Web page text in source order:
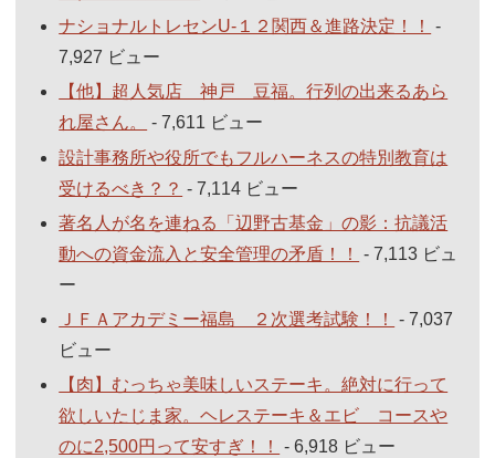
ナショナルトレセンU-１２関西＆進路決定！！
-
7,927 ビュー
【他】超人気店 神戸 豆福。行列の出来るあら
れ屋さん。
- 7,611 ビュー
設計事務所や役所でもフルハーネスの特別教育は
受けるべき？？ - 7,114 ビュー
著名人が名を連ねる「辺野古基金」の影：抗議活
動への資金流入と安全管理の矛盾！！
- 7,113 ビュ
ー
ＪＦＡアカデミー福島 ２次選考試験！！
- 7,037
ビュー
【肉】むっちゃ美味しいステーキ。絶対に行って
欲しいたじま家。ヘレステーキ＆エビ コースや
のに2,500円って安すぎ！！
- 6,918 ビュー